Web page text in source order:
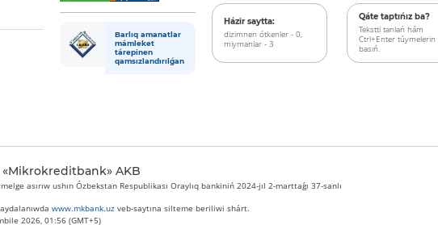
Barlıq amanatlar
mámleket
tárepinen
qamsızlandırılǵan
Házir saytta:
dizimnen ótkenler - 0,
miymanlar - 3
Qáte taptıńız ba?
Tekstti tanlań hám
Ctrl+Enter túymelerin
basıń.
«Mikrokreditbank» AKB
asırıw ushın Ózbekstan Respublikası Oraylıq bankiniń 2024-jıl 2-marttaǵı 37-sanlı
www.mkbank.uz veb-saytına silteme beriliwi shárt.
2026, 01:56 (GMT+5)